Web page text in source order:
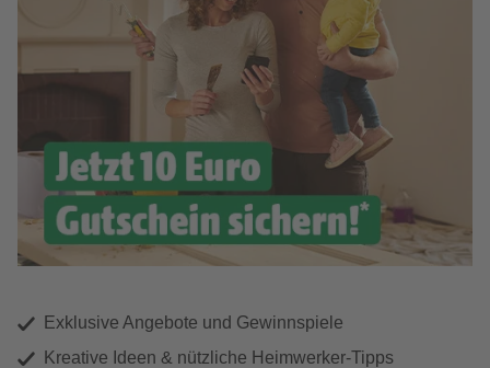
Exklusive Angebote und Gewinnspiele
Kreative Ideen & nützliche Heimwerker-Tipps